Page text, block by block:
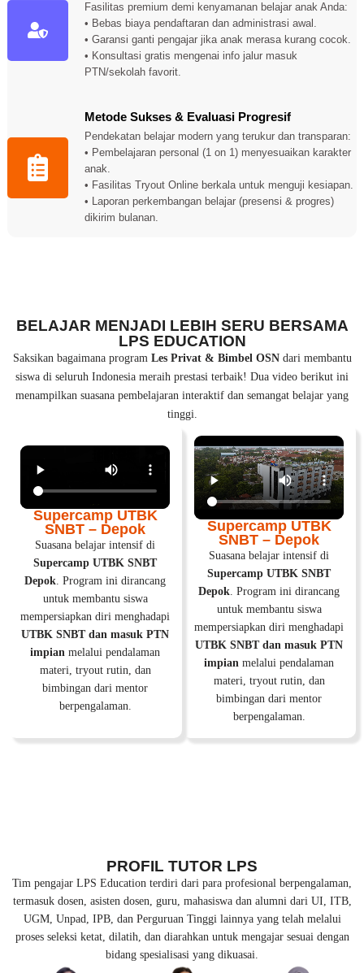
Fasilitas premium demi kenyamanan belajar anak Anda:
• Bebas biaya pendaftaran dan administrasi awal.
• Garansi ganti pengajar jika anak merasa kurang cocok.
• Konsultasi gratis mengenai info jalur masuk
PTN/sekolah favorit.
Metode Sukses & Evaluasi Progresif
Pendekatan belajar modern yang terukur dan transparan:
• Pembelajaran personal (1 on 1) menyesuaikan karakter
anak.
• Fasilitas Tryout Online berkala untuk menguji kesiapan.
• Laporan perkembangan belajar (presensi & progres)
dikirim bulanan.
BELAJAR MENJADI LEBIH SERU BERSAMA
LPS EDUCATION
Saksikan bagaimana program Les Privat & Bimbel OSNdari membantu
siswa di seluruh Indonesia meraih prestasi terbaik! Dua video berikut ini
menampilkan suasana pembelajaran interaktif dan semangat belajar yang
tinggi.
Supercamp UTBK
SNBT – Depok
Suasana belajar intensif di
Supercamp UTBK SNBT
Depok. Program ini dirancang
untuk membantu siswa
mempersiapkan diri menghadapi
UTBK SNBT dan masuk PTN
impian melalui pendalaman
materi, tryout rutin, dan
bimbingan dari mentor
berpengalaman.
Supercamp UTBK
SNBT – Depok
Suasana belajar intensif di
Supercamp UTBK SNBT
Depok. Program ini dirancang
untuk membantu siswa
mempersiapkan diri menghadapi
UTBK SNBT dan masuk PTN
impian melalui pendalaman
materi, tryout rutin, dan
bimbingan dari mentor
berpengalaman.
PROFIL TUTOR LPS
Tim pengajar LPS Education terdiri dari para profesional berpengalaman,
termasuk dosen, asisten dosen, guru, mahasiswa dan alumni dari UI, ITB,
UGM, Unpad, IPB, dan Perguruan Tinggi lainnya yang telah melalui
proses seleksi ketat, dilatih, dan diarahkan untuk mengajar sesuai dengan
bidang spesialisasi yang dikuasai.